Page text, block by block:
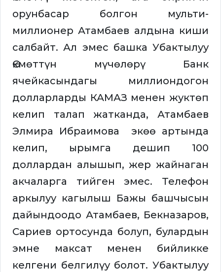
орунбасар болгон мульти-
миллионер Атамбаев алдына киши
салбайт. Ал эмес башка Убактылуу
Өкмөттүн мүчөлөрү Банк
ячейкасындагы миллиондогон
долларларды КАМАЗ менен жуктөп
келип талап жатканда, Атамбаев
Элмира Ибраимова экөө артында
келип, ырымга дешип 100
доллардан алышып, жер жайнаган
акчаларга тийген эмес. Телефон
аркылуу кагылыш Бажы башчысын
дайындоодо Атамбаев, Бекназаров,
Сариев ортосунда болуп, булардын
эмне максат менен бийликке
келгени белгилүу болот. Убактылуу